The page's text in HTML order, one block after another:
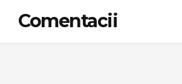
Comentacii